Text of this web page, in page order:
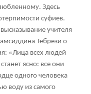
Здесь
суфиев.
учителя
Тебрези о
«Лица всех людей
ясно: все они
одного человека
воду из самого